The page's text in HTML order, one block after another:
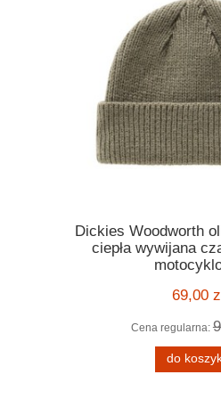
Dickies Woodworth
ciepła wywijana
69,00
Cena regularna:
do